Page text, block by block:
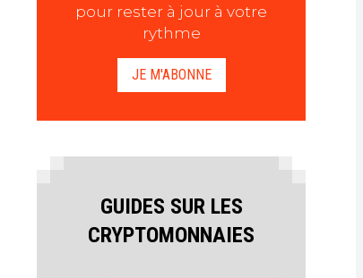
pour rester à jour à votre
rythme
JE M'ABONNE
GUIDES SUR LES
CRYPTOMONNAIES